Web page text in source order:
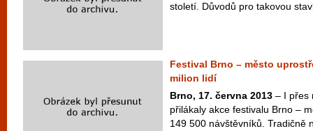
století. Důvodů pro takovou
Festival Brno – město
milion lidí
Brno, 17. června 2013 – I přes
přilákaly akce festivalu Brno –
149 500 návštěvníků. Tradičně